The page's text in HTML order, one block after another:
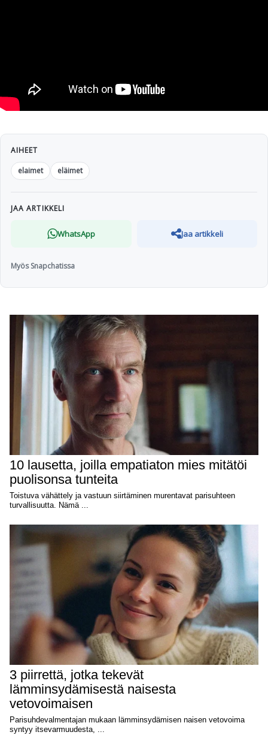
AIHEET
elaimet
eläimet
JAA ARTIKKELI
WhatsApp Jaa artikkeli
Myös Snapchatissa